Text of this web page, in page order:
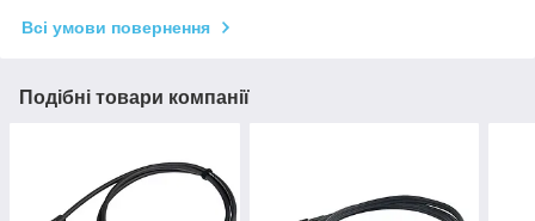
Всі умови повернення
Подібні товари компанії